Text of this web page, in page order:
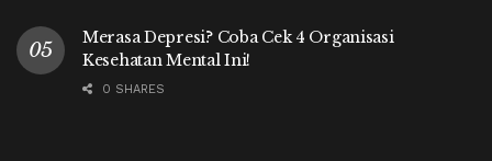
Merasa Depresi? Coba Cek 4 Organisasi
Kesehatan Mental Ini!
0 SHARES